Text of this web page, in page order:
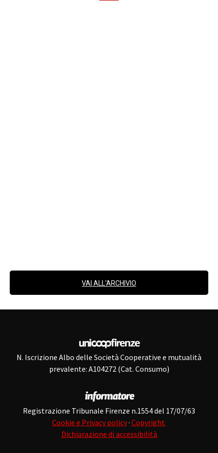
VAI ALL'ARCHIVIO
N. Iscrizione Albo delle Società Cooperative e mutualità
prevalente: A104272 (Cat. Consumo)
Registrazione Tribunale Firenze n.1554 del 17/07/63
Cookie e Privacy policy· Copyright
Dichiarazione di accessibilità